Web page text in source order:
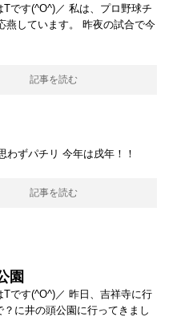
Tです(^O^)／ 私は、プロ野球チ
燕しています。 昨夜の試合で今
記事を読む
わずパチリ 今年は戌年！！
記事を読む
園
Tです(^O^)／ 昨日、吉祥寺に行
？に井の頭公園に行ってきまし